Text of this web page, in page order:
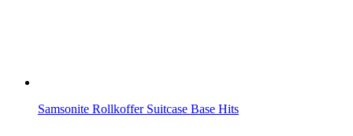
Samsonite Rollkoffer Suitcase Base Hits